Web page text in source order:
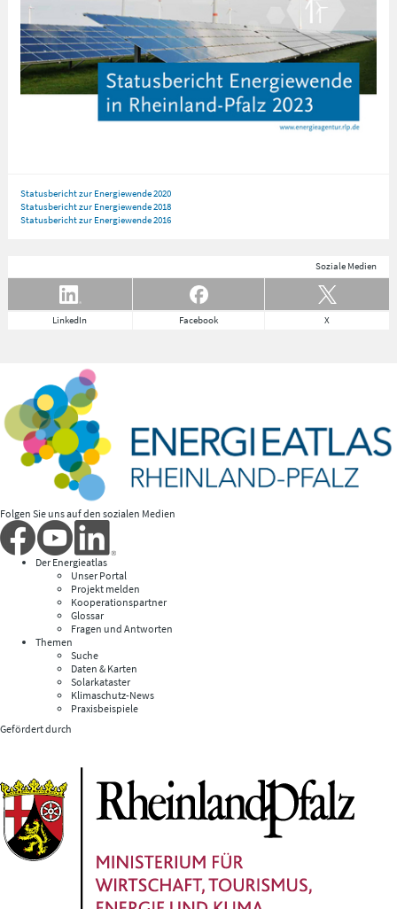
Statusbericht zur Energiewende 2020
Statusbericht zur Energiewende 2018
Statusbericht zur Energiewende 2016
Soziale Medien
LinkedIn Facebook X
Folgen Sie uns auf den sozialen Medien
Der Energieatlas
Unser Portal
Projekt melden
Kooperationspartner
Glossar
Fragen und Antworten
Themen
Suche
Daten & Karten
Solarkataster
Klimaschutz-News
Praxisbeispiele
Gefördert durch